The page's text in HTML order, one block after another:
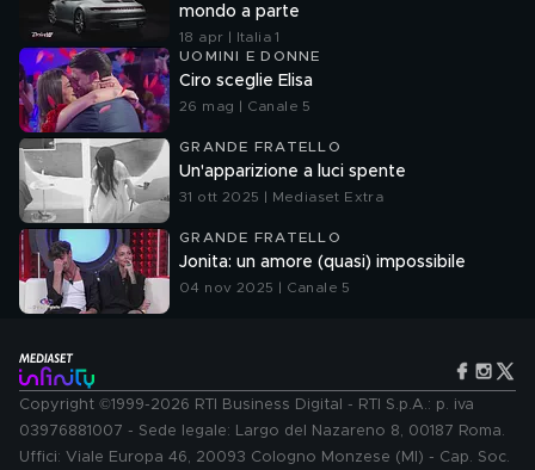
mondo a parte
18 apr | Italia 1
UOMINI E DONNE
Ciro sceglie Elisa
26 mag | Canale 5
GRANDE FRATELLO
Un'apparizione a luci spente
31 ott 2025 | Mediaset Extra
GRANDE FRATELLO
Jonita: un amore (quasi) impossibile
04 nov 2025 | Canale 5
Copyright ©1999-2026 RTI Business Digital - RTI S.p.A.: p. iva
03976881007 - Sede legale: Largo del Nazareno 8, 00187 Roma.
Uffici: Viale Europa 46, 20093 Cologno Monzese (MI) - Cap. Soc.